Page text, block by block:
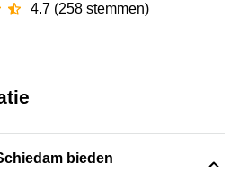
4.7 (258 stemmen)
bieden